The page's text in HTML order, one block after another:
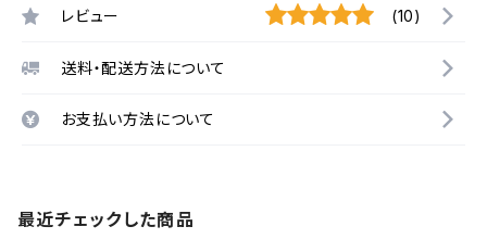
レビュー (10)
送料・配送方法について
お支払い方法について
最近チェックした商品